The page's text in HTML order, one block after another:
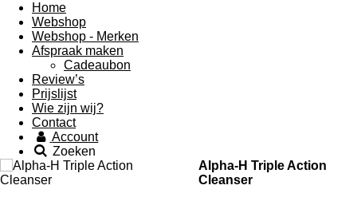
Home
Webshop
Webshop - Merken
Afspraak maken
Cadeaubon
Review’s
Prijslijst
Wie zijn wij?
Contact
Account
Zoeken
Alpha-H Triple Action
Cleanser